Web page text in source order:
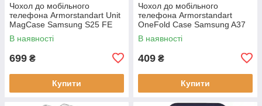
Чохол до мобільного
телефона Armorstandart Unit
MagCase Samsung S25 FE
5G Black (ARM89156)
В наявності
699 ₴
Купити
Чохол до мобільного
телефона Armorstandart
OneFold Case Samsung A37
5G Black (ARM89718)
В наявності
409 ₴
Купити